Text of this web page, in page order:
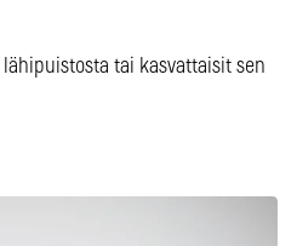
tai kasvattaisit sen